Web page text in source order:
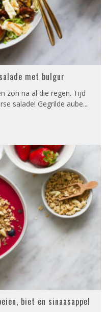
met bulgur
zon na al die regen. Tijd
salade! Gegrilde aube...
biet en sinaasappel